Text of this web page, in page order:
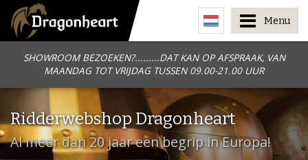
SHOWROOM BEZOEKEN?.........DAT KAN OP AFSPRAAK, VAN
MAANDAG TOT VRIJDAG TUSSEN 09.00-21.00 UUR
Menu
Ridderwebshop Dragonheart
Al meer dan 20 jaar een begrip in Europa!